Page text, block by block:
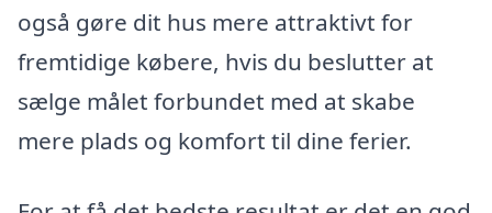
også gøre dit hus mere attraktivt for
fremtidige købere, hvis du beslutter at
sælge målet forbundet med at skabe
mere plads og komfort til dine ferier.